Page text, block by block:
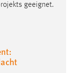
geeignet.
Website